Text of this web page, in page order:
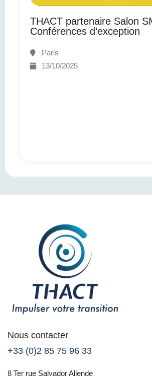
THACT partenaire Salon
Conférences d’exception
Paris
13/10/2025
Nous contacter
+33 (0)2 85 75 96 33
8 Ter rue Salvador Allende